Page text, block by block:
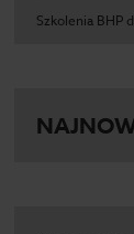
Szkolenia BHP